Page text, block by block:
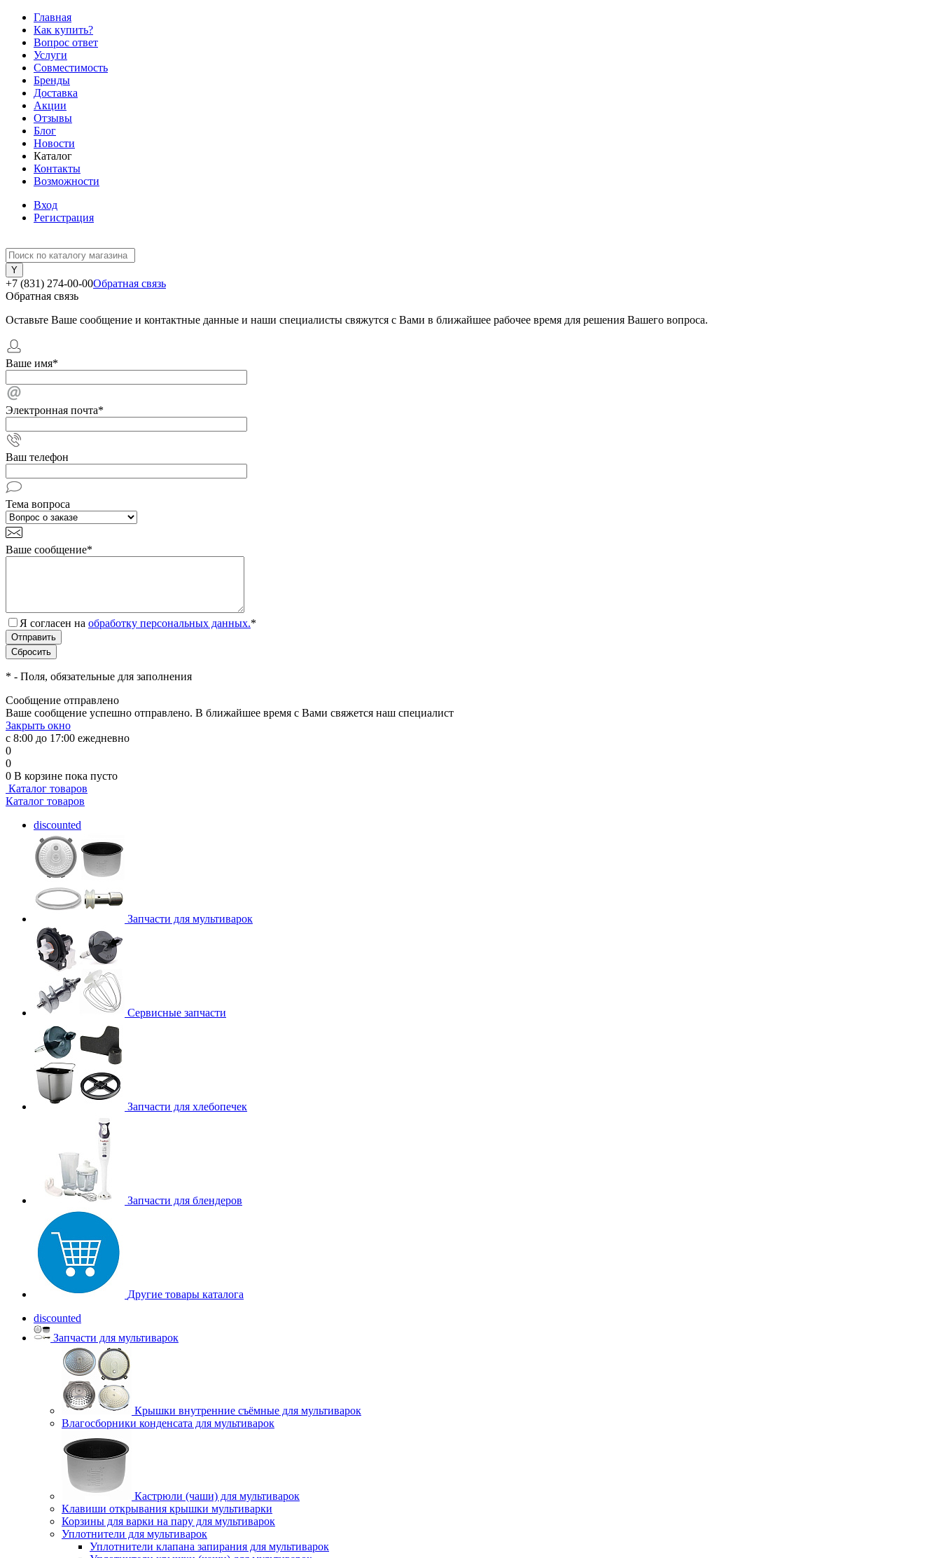
Главная
Как купить?
Вопрос ответ
Услуги
Совместимость
Бренды
Доставка
Акции
Отзывы
Блог
Новости
Каталог
Контакты
Возможности
Вход
Регистрация
+7 (831) 274-00-00Обратная связь
Обратная связь
Оставьте Ваше сообщение и контактные данные и наши специалисты свяжутся с Вами в ближайшее рабочее время для решения Вашего вопроса.
Ваше имя*
Электронная почта*
Ваш телефон
Тема вопроса
Ваше сообщение*
Я согласен на обработку персональных данных.*
* - Поля, обязательные для заполнения
Сообщение отправлено
Ваше сообщение успешно отправлено. В ближайшее время с Вами свяжется наш специалист
Закрыть окно
с 8:00 до 17:00 ежедневно
0
0
0 В корзине пока пусто
Каталог товаров
Каталог товаров
discounted
Запчасти для мультиварок
Сервисные запчасти
Запчасти для хлебопечек
Запчасти для блендеров
Другие товары каталога
discounted
Запчасти для мультиварок
Крышки внутренние съёмные для мультиварок
Влагосборники конденсата для мультиварок
Кастрюли (чаши) для мультиварок
Клавиши открывания крышки мультиварки
Корзины для варки на пару для мультиварок
Уплотнители для мультиварок
Уплотнители клапана запирания для мультиварок